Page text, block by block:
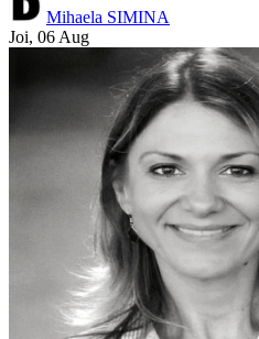
Mihaela SIMINA
Joi, 06 Aug